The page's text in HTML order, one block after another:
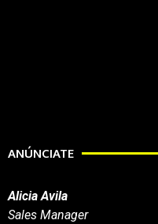
ANÚNCIATE
Alicia Avila
Sales Manager